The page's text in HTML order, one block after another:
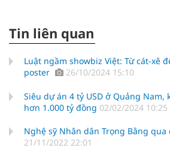
Tin liên quan
Luật ngầm showbiz Việt: Từ cát-xê
poster
26/10/2024 15:10
Siêu dự án 4 tỷ USD ở Quảng Nam,
hơn 1.000 tỷ đồng 02/02/2024 10:25
Nghệ sỹ Nhân dân Trọng Bằng qua
21/11/2022 22:01